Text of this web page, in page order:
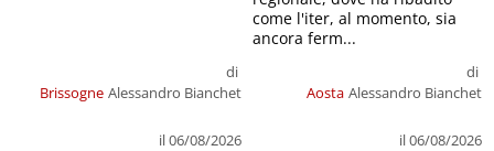
Brissogne
di
Alessandro Bianchet
il 06/08/2026
Aosta
di
Alessandro Bianchet
il 06/08/2026
come l'iter, al momento, sia
ancora ferm...